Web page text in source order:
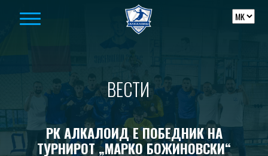
ВЕСТИ
РК АЛКАЛОИД Е ПОБЕДНИК НА
ТУРНИРОТ „МАРКО БОЖИНОВСКИ“